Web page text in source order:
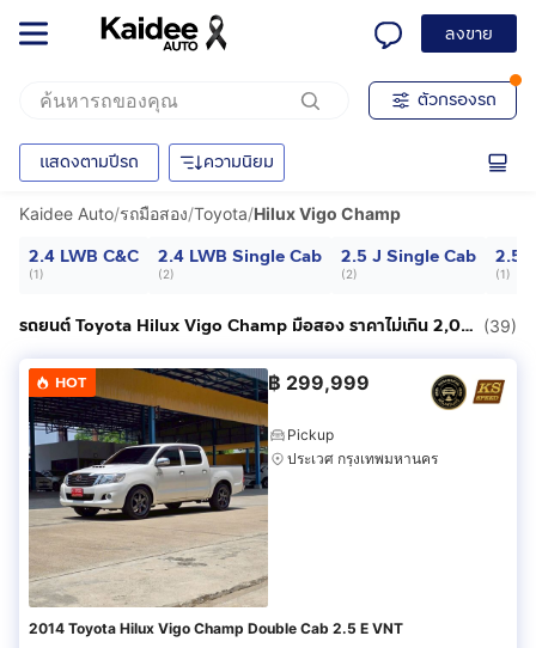
ลงขาย
ตัวกรองรถ
แสดงตามปีรถ ความนิยม
Kaidee Auto/รถมือสอง/Toyota/Hilux Vigo Champ
2.4 LWB C&C
(1)
2.4 LWB Single Cab
(2)
2.5 J Single Cab
(2)
2.5
(1)
รถยนต์ Toyota Hilux Vigo Champ มือสอง ราคาไม่เกิน 2,000,000฿ (39)
HOT ฿ 299,999
Pickup
ประเวศ กรุงเทพมหานคร
2014 Toyota Hilux Vigo Champ Double Cab 2.5 E VNT